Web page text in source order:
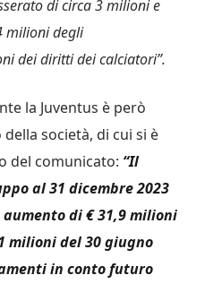
di circa 3 milioni e
milioni degli
dei diritti dei calciatori”.
la Juventus è però
società, di cui si è
del comunicato: “Il
al 31 dicembre 2023
di € 31,9 milioni
milioni del 30 giugno
in conto futuro